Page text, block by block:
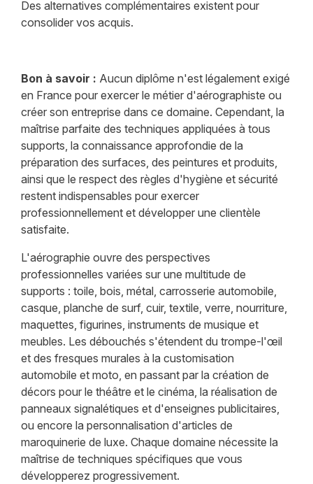
Des alternatives complémentaires existent pour
consolider vos acquis.
Bon à savoir : Aucun diplôme n'est légalement exigé
en France pour exercer le métier d'aérographiste ou
créer son entreprise dans ce domaine. Cependant, la
maîtrise parfaite des techniques appliquées à tous
supports, la connaissance approfondie de la
préparation des surfaces, des peintures et produits,
ainsi que le respect des règles d'hygiène et sécurité
restent indispensables pour exercer
professionnellement et développer une clientèle
satisfaite.
L'aérographie ouvre des perspectives
professionnelles variées sur une multitude de
supports : toile, bois, métal, carrosserie automobile,
casque, planche de surf, cuir, textile, verre, nourriture,
maquettes, figurines, instruments de musique et
meubles. Les débouchés s'étendent du trompe-l'œil
et des fresques murales à la customisation
automobile et moto, en passant par la création de
décors pour le théâtre et le cinéma, la réalisation de
panneaux signalétiques et d'enseignes publicitaires,
ou encore la personnalisation d'articles de
maroquinerie de luxe. Chaque domaine nécessite la
maîtrise de techniques spécifiques que vous
développerez progressivement.